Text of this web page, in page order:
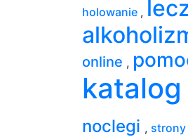
holowanie ,
online ,
noclegi ,